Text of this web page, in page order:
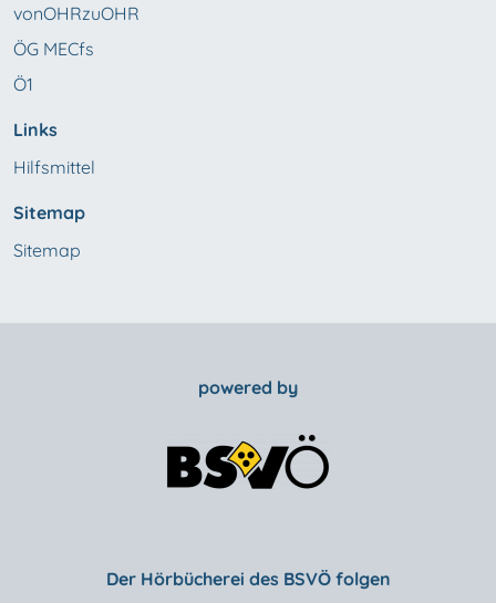
vonOHRzuOHR
ÖG MECfs
Ö1
Links
Hilfsmittel
Sitemap
Sitemap
powered by
Der Hörbücherei des BSVÖ folgen